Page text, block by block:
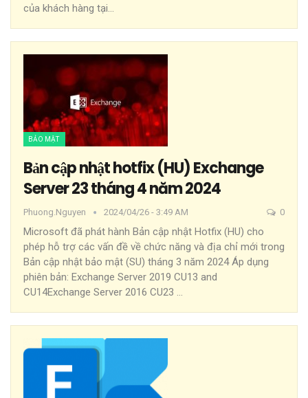
của khách hàng tại…
BẢO MẬT
Bản cập nhật hotfix (HU) Exchange
Server 23 tháng 4 năm 2024
Phuong.nguyen 2024/04/26 - 3:49 AM 0
Microsoft đã phát hành Bản cập nhật Hotfix (HU) cho
phép hỗ trợ các vấn đề về chức năng và địa chỉ mới trong
Bản cập nhật bảo mật (SU) tháng 3 năm 2024Áp dụng
phiên bản: Exchange Server 2019 CU13 and
CU14Exchange Server 2016 CU23 …